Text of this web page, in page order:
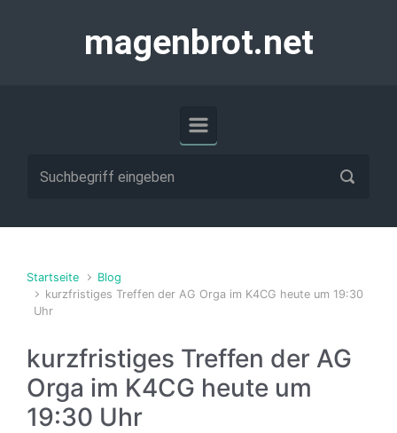
magenbrot.net
Startseite
Blog
kurzfristiges Treffen der AG Orga im K4CG heute um 19:30
Uhr
kurzfristiges Treffen der AG
Orga im K4CG heute um
19:30 Uhr